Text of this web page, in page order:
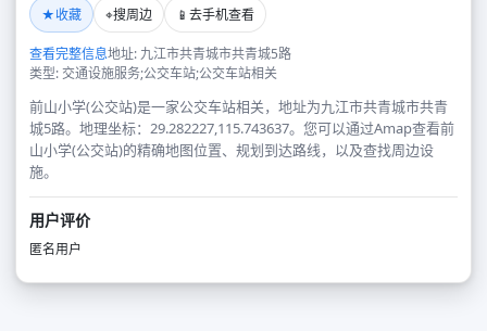
★收藏 ⌖搜周边 📱 去手机查看
查看完整信息地址: 九江市共青城市共青城5路
类型: 交通设施服务;公交车站;公交车站相关
前山小学(公交站)是一家公交车站相关，地址为九江市共青城市共青
城5路。地理坐标：29.282227,115.743637。您可以通过Amap查看前
山小学(公交站)的精确地图位置、规划到达路线，以及查找周边设
施。
用户评价
匿名用户